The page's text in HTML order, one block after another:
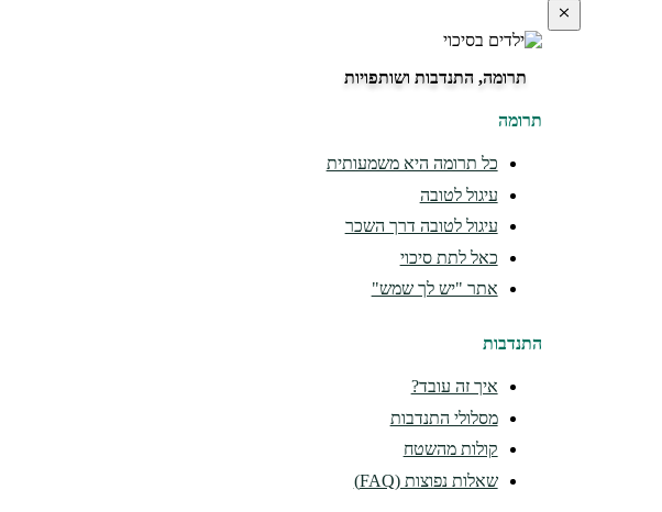
תרומה, התנדבות ושותפויות
תרומה
כל תרומה היא משמעותית
עיגול לטובה
עיגול לטובה דרך השכר
כאל לתת סיכוי
אתר "יש לך שמש"
התנדבות
איך זה עובד?
מסלולי התנדבות
קולות מהשטח
שאלות נפוצות (FAQ)